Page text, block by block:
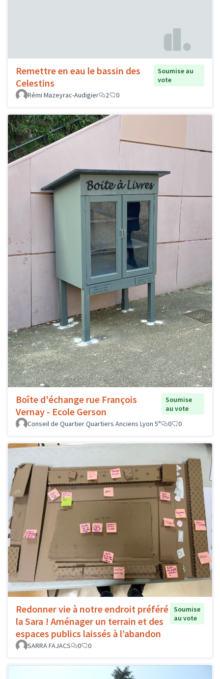
Remettre en eau le bassin des
Celestins
Soumise au
vote
Rémi Mazeyrac-Audigier
2 0
Boîte d'échange rue François
Vernay - Ecole Gerson
Soumise
au vote
Conseil de Quartier Quartiers Anciens Lyon 5°
0 0
Redonner vie à notre endroit préféré
la Sara ! Aménager un terrain et des
espaces publics laissés à l’abandon
Soumise
au vote
SARRA FAJACS 0 0